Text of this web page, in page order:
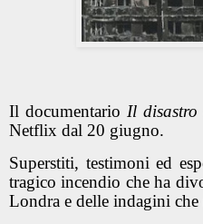
Il documentario Il
Netflix dal 20 giugno.
Superstiti, testimoni ed
tragico incendio che ha
Londra e delle indagini che